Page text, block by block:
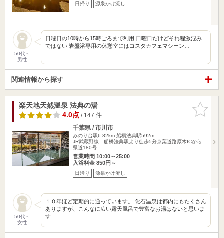
日帰り 源泉かけ流し
50代～
男性
日曜日の10時から15時ごろまで利用 日曜日だけどそれ程激混み
ではない 岩盤浴専用の休憩室にはコスタカフェマシーン…
関連情報から探す
お気に入
りに追加
楽天地天然温泉 法典の湯
4.0点/ 147 件
千葉県 / 市川市
みのり台駅6.82km 船橋法典駅592m
JR武蔵野線 船橋法典駅より徒歩5分京葉道路原木ICから
県道180号…
営業時間 10:00～25:00
入浴料金 850円～
日帰り 源泉かけ流し
50代～
女性
１０年ほど定期的に通っています。 化石温泉は都内にもたくさん
ありますが、こんなに広い露天風呂で豊富なお湯はないと思いま
す…